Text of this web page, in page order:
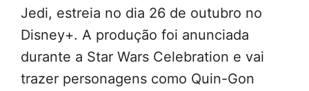
Jedi, estreia no dia 26 de outubro no
Disney+. A produção foi anunciada
durante a Star Wars Celebration e vai
trazer personagens como Quin-Gon